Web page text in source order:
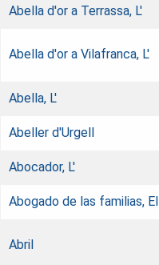
Abella d'or a Terrassa, L'
Abella d'or a Vilafranca, L'
Abella, L'
Abeller d'Urgell
Abocador, L'
Abogado de las familias, El
Abril